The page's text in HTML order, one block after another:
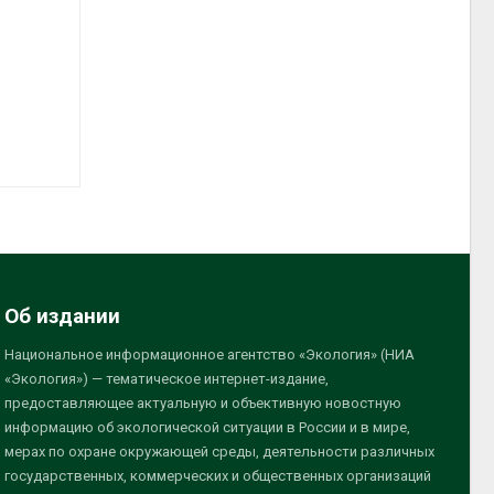
Об издании
Национальное информационное агентство «Экология» (НИА
«Экология») — тематическое интернет-издание,
предоставляющее актуальную и объективную новостную
информацию об экологической ситуации в России и в мире,
мерах по охране окружающей среды, деятельности различных
государственных, коммерческих и общественных организаций